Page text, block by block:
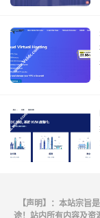
【声明】：本站宗旨
途！站内所有内容及资